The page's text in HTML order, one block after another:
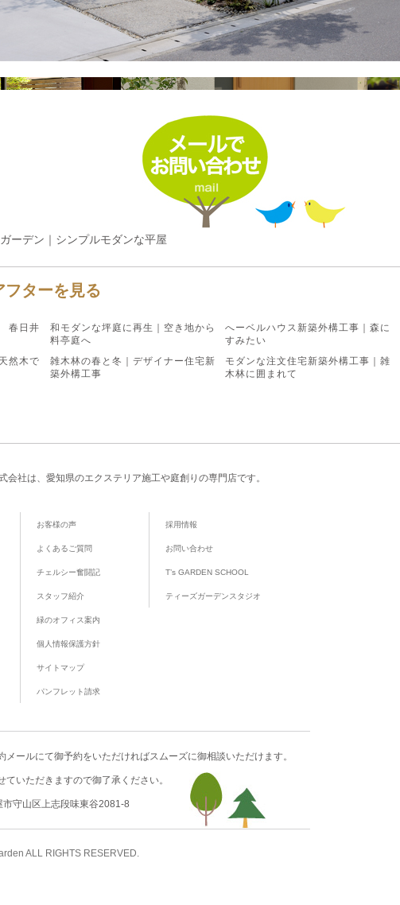
ーデン｜シンプルモダンな平屋
フターを見る
春日井
和モダンな坪庭に再生｜空き地から
料亭庭へ
へーベルハウス新築外構工事｜森に
すみたい
然木で
雑木林の春と冬｜デザイナー住宅新
築外構工事
モダンな注文住宅新築外構工事｜雑
木林に囲まれて
会社は、愛知県のエクステリア施工や庭創りの専門店です。
お客様の声
よくあるご質問
チェルシー奮闘記
スタッフ紹介
緑のオフィス案内
個人情報保護方針
サイトマップ
パンフレット請求
採用情報
お問い合わせ
T’s GARDEN SCHOOL
ティーズガーデンスタジオ
メールにて御予約をいただければスムーズに御相談いただけます。
いただきますので御了承ください。
守山区上志段味東谷2081-8
ALL RIGHTS RESERVED.